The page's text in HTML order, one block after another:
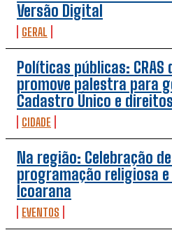
Versão Digital
GERAL
Políticas públicas:
promove palestra para
Cadastro Único e
CIDADE
Na região: Celebração
programação religiosa e
Icoarana
EVENTOS